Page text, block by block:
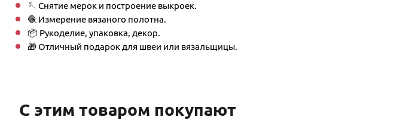
🪡 Снятие мерок и построение выкроек.
🧶 Измерение вязаного полотна.
📦 Рукоделие, упаковка, декор.
🎁 Отличный подарок для швеи или вязальщицы.
С этим товаром покупают